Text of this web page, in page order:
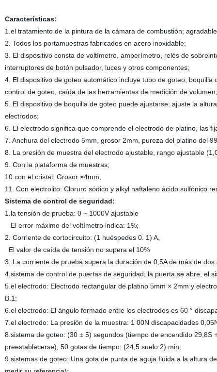
Características:
1.el tratamiento de la pintura de la cámara de combustión;
2. Todos los portamuestras fabricados en acero inoxidable;
3. El dispositivo consta de voltímetro, amperímetro, relés de
interruptores de botón pulsador, luces y otros componentes;
4. El dispositivo de goteo automático incluye tubo de goteo,
control de goteo, caída de las herramientas de medición de volumen;
5. El dispositivo de boquilla de goteo puede ajustarse; ajuste la
electrodos;
6. El electrodo significa que comprende el electrodo de platino, las
7. Anchura del electrodo 5mm, grosor 2mm, pureza del platino del
8. La presión de muestra del electrodo ajustable, rango ajustable
9. Con la plataforma de muestras;
10.con el cristal: Grosor ≥4mm;
11. Con electrolito: Cloruro sódico y alkyl naftaleno ácido sulfónico
Sistema de control de seguridad:
1.la tensión de prueba: 0 ~ 1000V ajustable
El error máximo del voltímetro indica: 1%;
2. Corriente de cortocircuito: (1 huéspedes 0. 1) A,
El valor de caída de tensión no supera el 10%
3. La corriente de prueba supera la duración de 0,5A de más de
4.sistema de control de puertas de seguridad; la puerta se abre, el
5.el electrodo: Electrodo rectangular de platino 5mm × 2mm y
B.1;
6.el electrodo: El ángulo formado entre los electrodos es 60 °
7.el electrodo: La presión de la muestra: 1 00N discapacidades
8.sistema de goteo: (30 ± 5) segundos (tiempo de encendido
preestablecerse), 50 gotas de tiempo: (24,5 suelo 2) min;
9.sistemas de goteo: Una gota de punta de aguja fluida a la altura